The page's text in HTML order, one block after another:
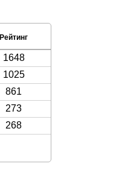
Рейтинг
1648
1025
861
273
268